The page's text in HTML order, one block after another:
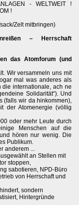
- WELTWEIT !
!
Zelt mitbringen)
– Herrschaft
das Atomforum (und
Wir versammeln uns mit
mal was anderes als
die internationale, ach ne
Solidarität“). Und
(falls wir da hinkommen),
der Atomenergie (völlig
oder mehr Leute durch
Menschen auf die
hören nur wenig. Die
Publikum.
anderem ...
an Stellen mit
stoppen,
sabotieren, NPD-Büro
von Herrschaft und
sondern
Hintergründe